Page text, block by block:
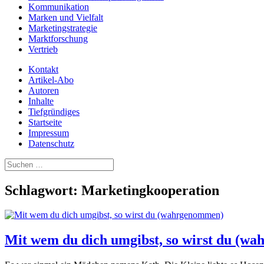
Kommunikation
Marken und Vielfalt
Marketingstrategie
Marktforschung
Vertrieb
Kontakt
Artikel-Abo
Autoren
Inhalte
Tiefgründiges
Startseite
Impressum
Datenschutz
Suchen
nach:
Schlagwort: Marketingkooperation
Mit wem du dich umgibst, so wirst du